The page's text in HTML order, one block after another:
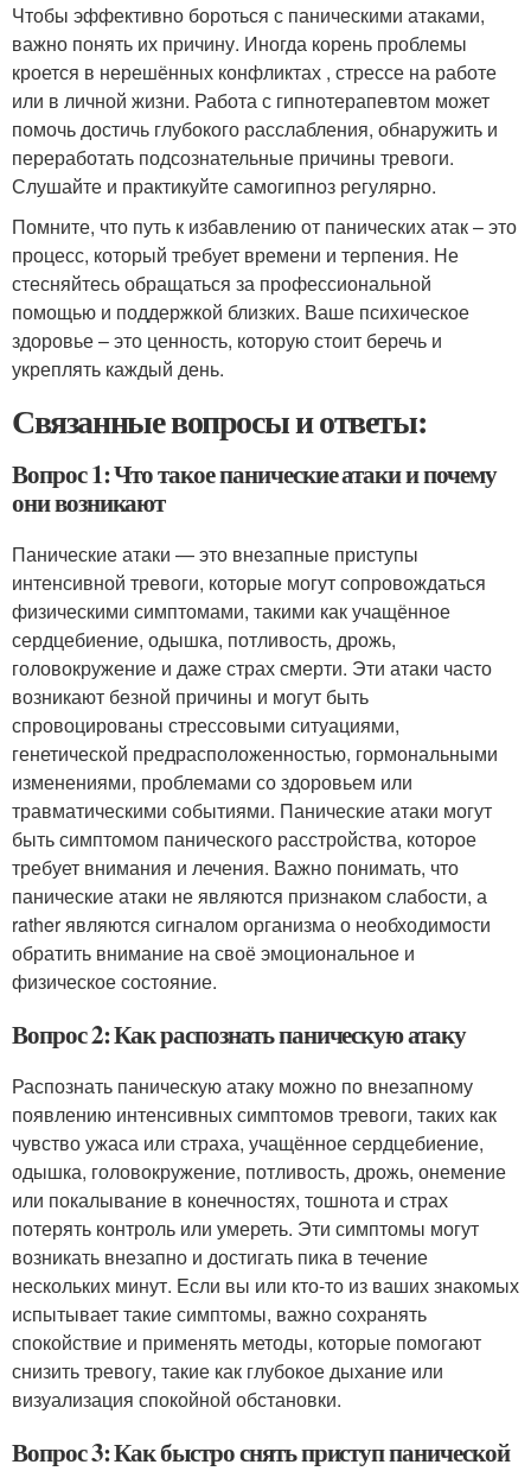
Чтобы эффективно бороться с паническими атаками,
важно понять их причину. Иногда корень проблемы
кроется в нерешённых конфликтах , стрессе на работе
или в личной жизни. Работа с гипнотерапевтом может
помочь достичь глубокого расслабления, обнаружить и
переработать подсознательные причины тревоги.
Слушайте и практикуйте самогипноз регулярно.
Помните, что путь к избавлению от панических атак – это
процесс, который требует времени и терпения. Не
стесняйтесь обращаться за профессиональной
помощью и поддержкой близких. Ваше психическое
здоровье – это ценность, которую стоит беречь и
укреплять каждый день.
Связанные вопросы и ответы:
Вопрос 1: Что такое панические атаки и почему
они возникают
Панические атаки — это внезапные приступы
интенсивной тревоги, которые могут сопровождаться
физическими симптомами, такими как учащённое
сердцебиение, одышка, потливость, дрожь,
головокружение и даже страх смерти. Эти атаки часто
возникают безной причины и могут быть
спровоцированы стрессовыми ситуациями,
генетической предрасположенностью, гормональными
изменениями, проблемами со здоровьем или
травматическими событиями. Панические атаки могут
быть симптомом панического расстройства, которое
требует внимания и лечения. Важно понимать, что
панические атаки не являются признаком слабости, а
rather являются сигналом организма о необходимости
обратить внимание на своё эмоциональное и
физическое состояние.
Вопрос 2: Как распознать паническую атаку
Распознать паническую атаку можно по внезапному
появлению интенсивных симптомов тревоги, таких как
чувство ужаса или страха, учащённое сердцебиение,
одышка, головокружение, потливость, дрожь, онемение
или покалывание в конечностях, тошнота и страх
потерять контроль или умереть. Эти симптомы могут
возникать внезапно и достигать пика в течение
нескольких минут. Если вы или кто-то из ваших знакомых
испытывает такие симптомы, важно сохранять
спокойствие и применять методы, которые помогают
снизить тревогу, такие как глубокое дыхание или
визуализация спокойной обстановки.
Вопрос 3: Как быстро снять приступ панической